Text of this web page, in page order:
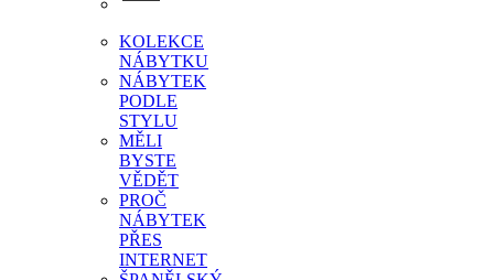
KOLEKCE
NÁBYTKU
NÁBYTEK
PODLE
STYLU
MĚLI
BYSTE
VĚDĚT
PROČ
NÁBYTEK
PŘES
INTERNET